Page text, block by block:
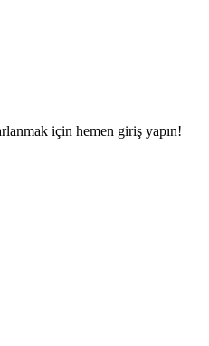
için hemen giriş yapın!